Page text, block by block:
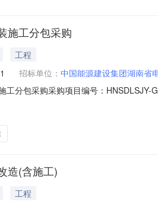
施工分包采购
工程
招标单位： 中国能源建设集团湖南省
工分包采购采购项目编号：
承包项目类型：火电公示期限：2026-
造(含施工)
工程